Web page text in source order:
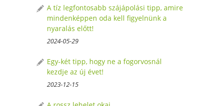
A tíz legfontosabb szájápolási tipp, amire
mindenképpen oda kell figyelnünk a
nyaralás előtt!
2024-05-29
Egy-két tipp, hogy ne a fogorvosnál
kezdje az új évet!
2023-12-15